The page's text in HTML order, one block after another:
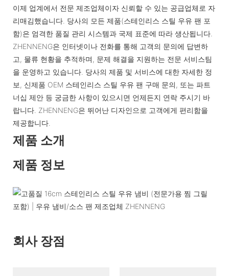
이제 업계에서 전문 제조업체이자 신뢰할 수 있는 공급업체로 자
리매김했습니다. 당사의 모든 제품(스테인리스 스틸 우유 팬 포
함)은 엄격한 품질 관리 시스템과 국제 표준에 따라 생산됩니다.
ZHENNENG은 인터넷이나 전화를 통해 고객의 문의에 답변하
고, 물류 현황을 추적하며, 문제 해결을 지원하는 전문 서비스팀
을 운영하고 있습니다. 당사의 제품 및 서비스에 대한 자세한 정
보, 신제품 OEM 스테인리스 스틸 우유 팬 구매 문의, 또는 파트
너십 제안 등 궁금한 사항이 있으시면 언제든지 연락 주시기 바
랍니다. ZHENNENG은 뛰어난 디자인으로 고객에게 편리함을
제공합니다.
제품 소개
제품 정보
회사 장점